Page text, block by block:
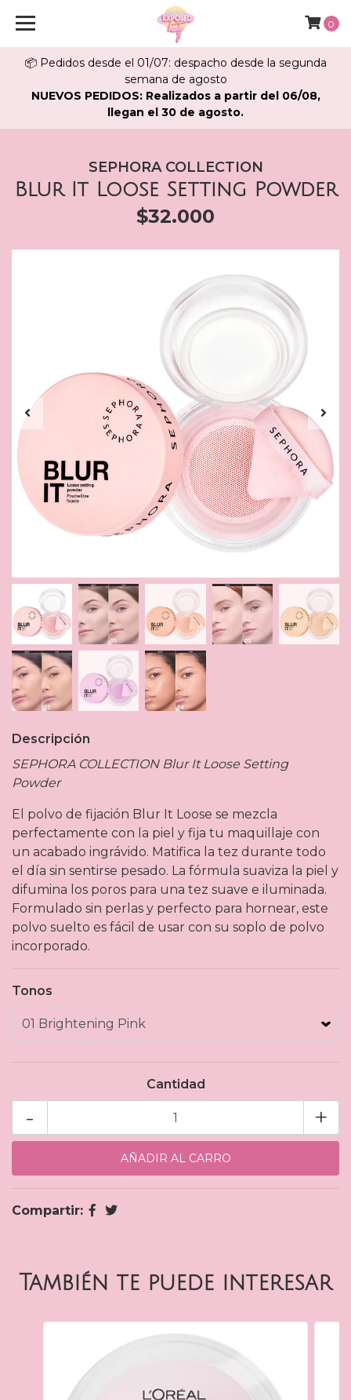
📦 Pedidos desde el 01/07: despacho desde la segunda
semana de agosto
NUEVOS PEDIDOS: Realizados a partir del 06/08,
llegan el 30 de agosto.
0
SEPHORA COLLECTION
Blur It Loose Setting Powder
$32.000
Descripción
SEPHORA COLLECTION Blur It Loose Setting
Powder
El polvo de fijación Blur It Loose se mezcla
perfectamente con la piel y fija tu maquillaje con
un acabado ingrávido. Matifica la tez durante todo
el día sin sentirse pesado. La fórmula suaviza la piel y
difumina los poros para una tez suave e iluminada.
Formulado sin perlas y perfecto para hornear, este
polvo suelto es fácil de usar con su soplo de polvo
incorporado.
Tonos
Cantidad
+
-
Compartir:
También te puede interesar